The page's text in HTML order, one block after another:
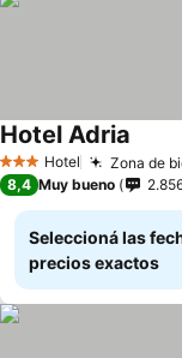
3 Estrellas
Hotel Zona de
Hotel Adria
8,4 Muy bueno
Seleccioná las
precios exactos